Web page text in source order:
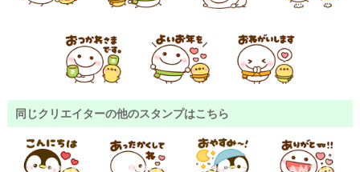
同じクリエイターの他のスタンプはこちら